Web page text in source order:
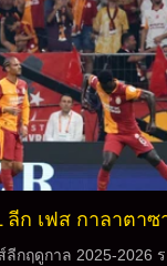
มารถประสบความสำ
บกับยูเวนตุสล่าสุดที่สิ้น
งคงมีศักยภาพอยู่อย่าง
เล่นที่มีคุณภาพมากมา
เกอร์, จอร์โจ้ สกัลวินี่,
งเจ็บอยู่ แม้ว่าพวกเขา
สุด แต่ทีมยังคงมีผู้เล่น
ทำให้ทีมประสบความ
ต้ายังต้องพิจารณาถึงค
คาร์เนเซ็คคี่ ที่ยืนด่าน
น แจ็คเกอร์ ที่จะลงเฝ้า
น ที่เป็นผู้ทำประตูสำคั
ลีก เฟส กาลาตาซ
ย.68
กฤดูกาล 2025-2026